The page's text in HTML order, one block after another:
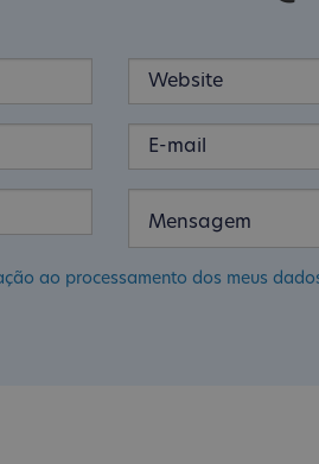
ao processamento dos meus